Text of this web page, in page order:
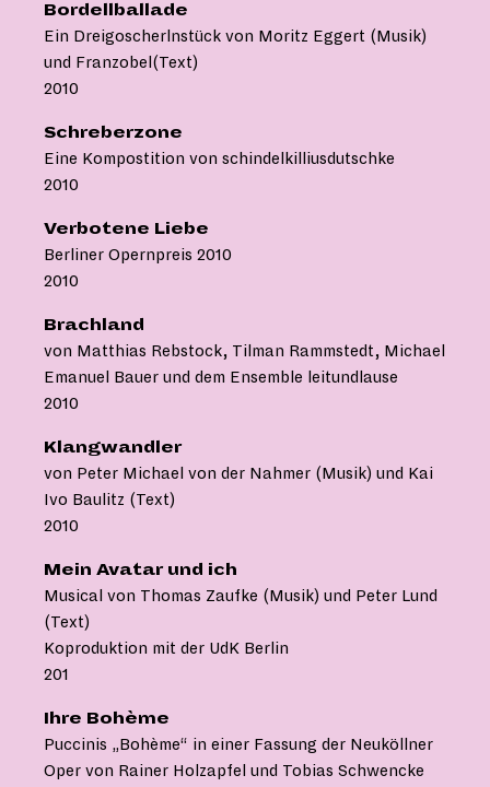
Bordellballade
Ein Dreigoscherlnstück von Moritz Eggert (Musik)
und Franzobel(Text)
2010
Schreberzone
Eine Kompostition von schindelkilliusdutschke
2010
Verbotene Liebe
Berliner Opernpreis 2010
2010
Brachland
von Matthias Rebstock, Tilman Rammstedt, Michael
Emanuel Bauer und dem Ensemble leitundlause
2010
Klangwandler
von Peter Michael von der Nahmer (Musik) und Kai
Ivo Baulitz (Text)
2010
Mein Avatar und ich
Musical von Thomas Zaufke (Musik) und Peter Lund
(Text)
Koproduktion mit der UdK Berlin
201
Ihre Bohème
Puccinis „Bohème“ in einer Fassung der Neuköllner
Oper von Rainer Holzapfel und Tobias Schwencke